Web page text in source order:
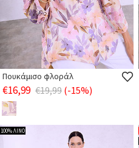
Πουκάμισο φλοράλ
€16,99 €19,99 (-15%)
100% ΛΙΝΟ